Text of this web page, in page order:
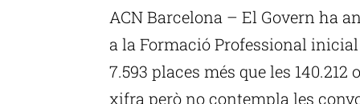
ACN Barcelona – El Govern ha
a la Formació Professional
7.593 places més que les 140.212
xifra però no contempla les